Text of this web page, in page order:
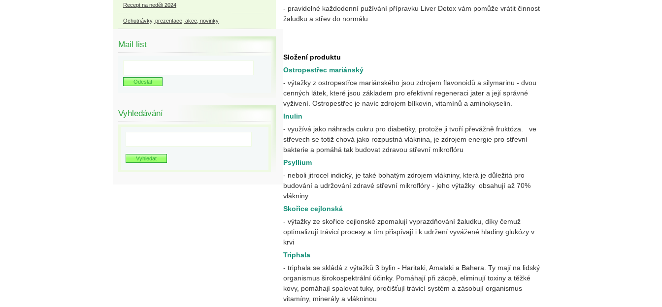
- pravidelné každodenní pužívání přípravku Liver Detox vám pomůže vrátit činnost
žaludku a střev do normálu
Složení produktu
Ostropestřec mariánský
- výtažky z ostropestřce mariánského jsou zdrojem flavonoidů a silymarinu - dvou
cenných látek, které jsou základem pro efektivní regeneraci jater a její správné
vyživení. Ostropestřec je navíc zdrojem bílkovin, vitamínů a aminokyselin.
Inulin
- využívá jako náhrada cukru pro diabetiky, protože ji tvoří převážně fruktóza. ve
střevech se totiž chová jako rozpustná vláknina, je zdrojem energie pro střevní
bakterie a pomáhá tak budovat zdravou střevní mikroflóru
Psyllium
- neboli jitrocel indický, je také bohatým zdrojem vlákniny, která je důležitá pro
budování a udržování zdravé střevní mikroflóry - jeho výtažky obsahují až 70%
vlákniny
Skořice cejlonská
- výtažky ze skořice cejlonské zpomalují vyprazdňování žaludku, díky čemuž
optimalizují trávicí procesy a tím přispívají i k udržení vyvážené hladiny glukózy v
krvi
Triphala
- triphala se skládá z výtažků 3 bylin - Haritaki, Amalaki a Bahera. Ty mají na lidský
organismus širokospektrální účinky. Pomáhají při zácpě, eliminují toxiny a těžké
kovy, pomáhají spalovat tuky, pročišťují trávicí systém a zásobují organismus
vitamíny, minerály a vlákninou
Recept na neděli 2024
Ochutnávky, prezentace, akce, novinky
Mail list
Vyhledávání